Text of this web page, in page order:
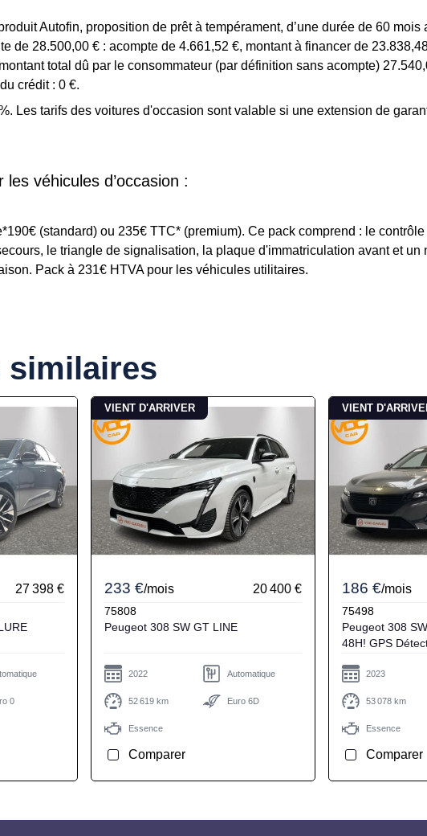
Autofin, proposition de prêt à tempérament, d’une durée de 60 mois
de 28.500,00 € : acompte de 4.661,52 €, montant à financer de
total dû par le consommateur (par définition sans acompte)
crédit : 0 €.
Les tarifs des voitures d'occasion sont valable si une extension de
véhicules d’occasion :
(standard) ou 235€ TTC* (premium). Ce pack comprend : le
le triangle de signalisation, la plaque d'immatriculation avant et un
Pack à 231€ HTVA pour les véhicules utilitaires.
similaires
27 398 €
ALLURE
0
VIENT D'ARRIVER
233 €/mois 20 400 €
75808
Peugeot 308 SW GT LINE
2022 Automatique
52 619 km Euro 6D
Essence
Comparer
VIENT
186 €/mois
75498
Peugeot 308 SW LIVRABLE SOUS
48H! GPS
2023
53 078 km
Essence
Comparer